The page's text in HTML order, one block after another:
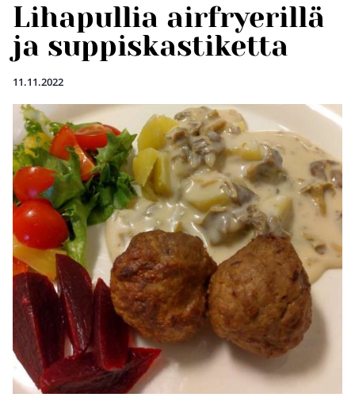
Lihapullia airfryerillä
ja suppiskastiketta
11.11.2022